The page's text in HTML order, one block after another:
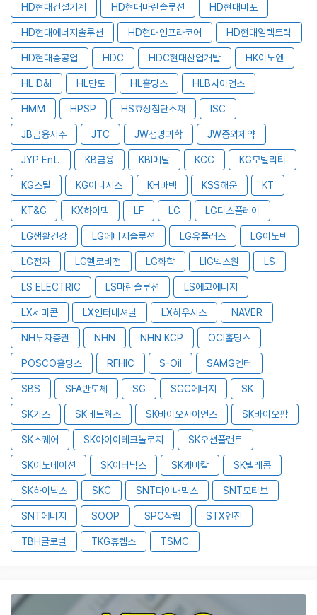
HD현대건설기계 HD현대마린솔루션 HD현대미포
HD현대에너지솔루션 HD현대인프라코어 HD현대일렉트릭
HD현대중공업 HDC HDC현대산업개발 HK이노엔
HL D&I HL만도 HL홀딩스 HLB사이언스
HMM HPSP HS효성첨단소재 ISC
JB금융지주 JTC JW생명과학 JW중외제약
JYP Ent. KB금융 KBI메탈 KCC KG모빌리티
KG스틸 KG이니시스 KH바텍 KSS해운 KT
KT&G KX하이텍 LF LG LG디스플레이
LG생활건강 LG에너지솔루션 LG유플러스 LG이노텍
LG전자 LG헬로비전 LG화학 LIG넥스원 LS
LS ELECTRIC LS마린솔루션 LS에코에너지
LX세미콘 LX인터내셔널 LX하우시스 NAVER
NH투자증권 NHN NHN KCP OCI홀딩스
POSCO홀딩스 RFHIC S-Oil SAMG엔터
SBS SFA반도체 SG SGC에너지 SK
SK가스 SK네트웍스 SK바이오사이언스 SK바이오팜
SK스퀘어 SK아이이테크놀로지 SK오션플랜트
SK이노베이션 SK이터닉스 SK케미칼 SK텔레콤
SK하이닉스 SKC SNT다이내믹스 SNT모티브
SNT에너지 SOOP SPC삼립 STX엔진
TBH글로벌 TKG휴켐스 TSMC